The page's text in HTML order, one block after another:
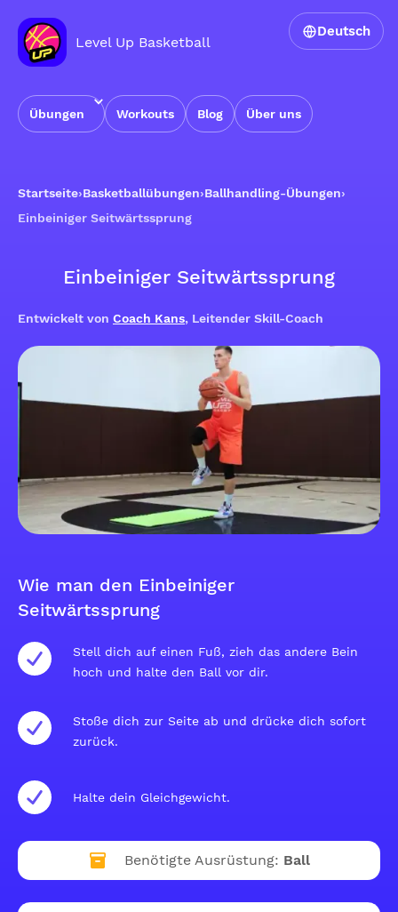
Level Up Basketball
Übungen Workouts Blog Über uns
Deutsch
Startseite›Basketballübungen›Ballhandling-Übungen›
Einbeiniger Seitwärtssprung
Einbeiniger Seitwärtssprung
Entwickelt von Coach Kans, Leitender Skill-Coach
Wie man den Einbeiniger
Seitwärtssprung
Stell dich auf einen Fuß, zieh das andere Bein
hoch und halte den Ball vor dir.
Stoße dich zur Seite ab und drücke dich sofort
zurück.
Halte dein Gleichgewicht.
Benötigte Ausrüstung: Ball